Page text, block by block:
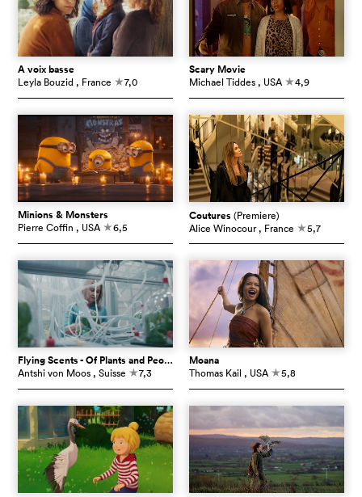
À voix basse
Leyla Bouzid , France c7,0
Scary Movie
Michael Tiddes , USA c4,9
Minions & Monsters
Pierre Coffin , USA c6,5
Coutures (Premiere)
Alice Winocour , France c5,7
Flying Scents - Of Plants and People
Antshi von Moos , Suisse c7,3
Moana
Thomas Kail , USA c5,8